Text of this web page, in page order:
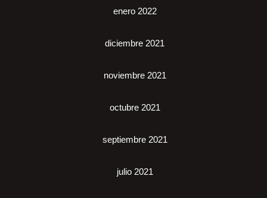
enero 2022
diciembre 2021
noviembre 2021
octubre 2021
septiembre 2021
julio 2021